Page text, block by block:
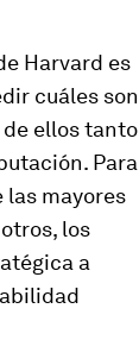
Harvard es
cuáles son
de ellos tanto
Para
las mayores
los
a